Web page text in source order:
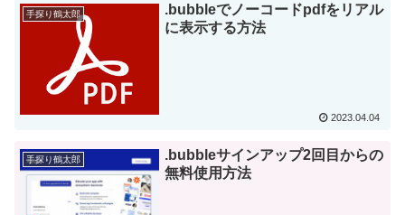
手探り鶴太郎
.bubbleでノーコードpdfをリアル
に表示する方法
2023.04.04
手探り鶴太郎
.bubbleサインアップ2回目からの
無料使用方法